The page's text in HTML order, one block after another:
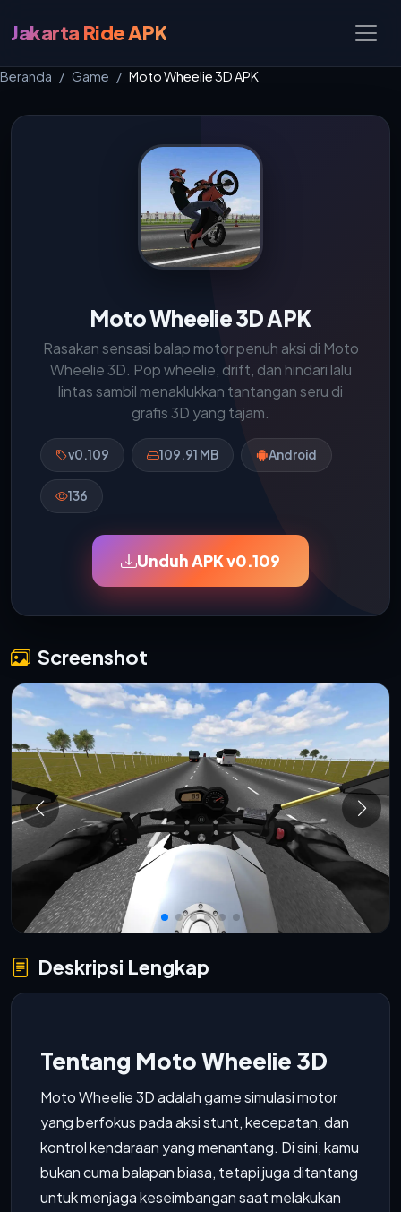
Jakarta Ride APK
Beranda Game Moto Wheelie 3D APK
Moto Wheelie 3D APK
Rasakan sensasi balap motor penuh aksi di Moto
Wheelie 3D. Pop wheelie, drift, dan hindari lalu
lintas sambil menaklukkan tantangan seru di
grafis 3D yang tajam.
v0.109 109.91 MB Android
136
Unduh APK v0.109
Screenshot
Deskripsi Lengkap
Tentang Moto Wheelie 3D
Moto Wheelie 3D adalah game simulasi motor
yang berfokus pada aksi stunt, kecepatan, dan
kontrol kendaraan yang menantang. Di sini, kamu
bukan cuma balapan biasa, tetapi juga ditantang
untuk menjaga keseimbangan saat melakukan